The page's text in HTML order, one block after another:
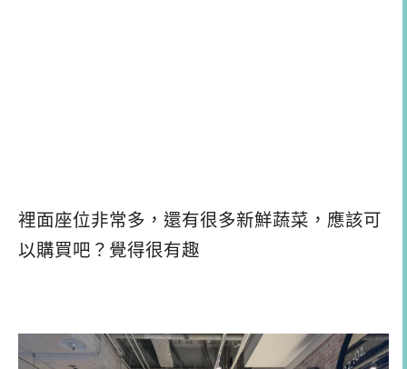
裡面座位非常多，還有很多新鮮蔬菜，應該可
以購買吧？覺得很有趣